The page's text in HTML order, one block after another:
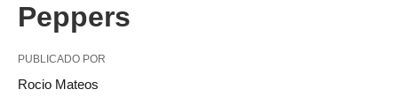
Peppers
PUBLICADO POR
Rocio Mateos